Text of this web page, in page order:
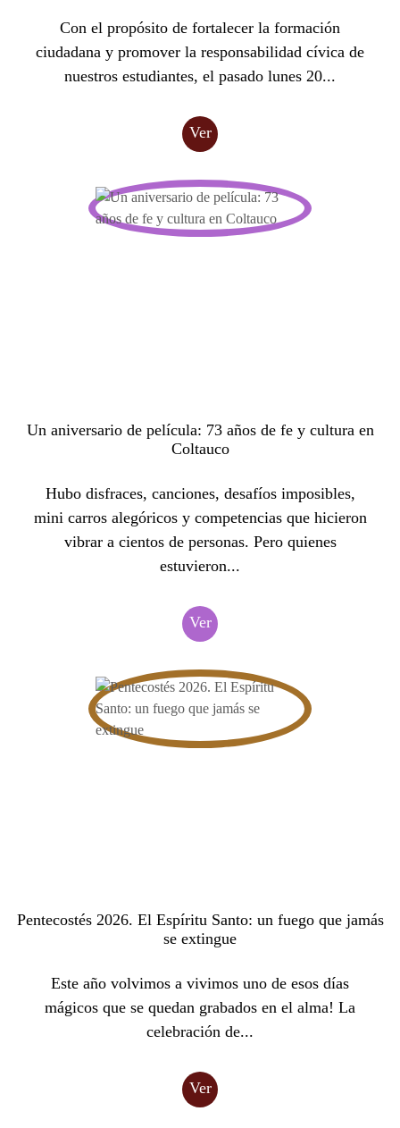
Con el propósito de fortalecer la formación
ciudadana y promover la responsabilidad cívica de
nuestros estudiantes, el pasado lunes 20...
Ver
Un aniversario de película: 73 años de fe y cultura en
Coltauco
Hubo disfraces, canciones, desafíos imposibles,
mini carros alegóricos y competencias que hicieron
vibrar a cientos de personas. Pero quienes
estuvieron...
Ver
Pentecostés 2026. El Espíritu Santo: un fuego que jamás
se extingue
Este año volvimos a vivimos uno de esos días
mágicos que se quedan grabados en el alma! La
celebración de...
Ver